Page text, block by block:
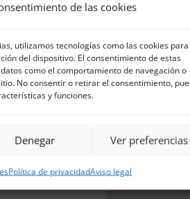
de las cookies
utilizamos tecnologías como las cookies para
del dispositivo. El consentimiento de estas
como el comportamiento de navegación o
No consentir o retirar el consentimiento,
y funciones.
Denegar Ver preferencias
Política de privacidadAviso legal
tecnologías
en la nube.
de
de 4
LXC
5 como RAID 1,
de forma rápida y
Debian LTS para
y